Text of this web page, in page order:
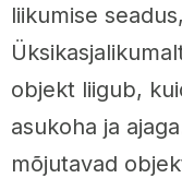
liikumise
objekt liigub,
asukoha ja
mõjutavad